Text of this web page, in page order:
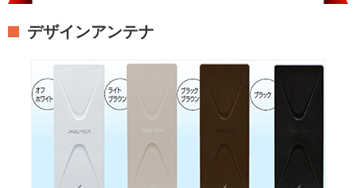
デザインアンテナ